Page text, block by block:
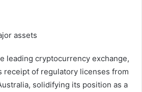
assets
leading cryptocurrency exchange,
receipt of regulatory licenses from
solidifying its position as a